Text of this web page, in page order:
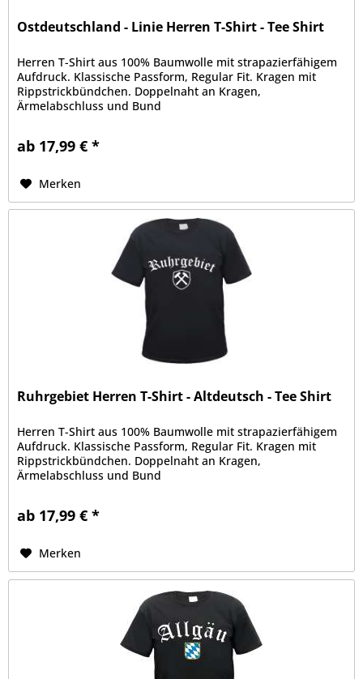
Ostdeutschland - Linie Herren T-Shirt - Tee Shirt
Herren T-Shirt aus 100% Baumwolle mit strapazierfähigem
Aufdruck. Klassische Passform, Regular Fit. Kragen mit
Rippstrickbündchen. Doppelnaht an Kragen,
Ärmelabschluss und Bund
ab 17,99 € *
Merken
Ruhrgebiet Herren T-Shirt - Altdeutsch - Tee Shirt
Herren T-Shirt aus 100% Baumwolle mit strapazierfähigem
Aufdruck. Klassische Passform, Regular Fit. Kragen mit
Rippstrickbündchen. Doppelnaht an Kragen,
Ärmelabschluss und Bund
ab 17,99 € *
Merken